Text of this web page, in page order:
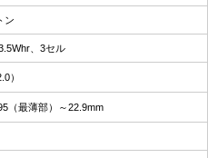
ン
、3セル
）
（最薄部）～22.9mm